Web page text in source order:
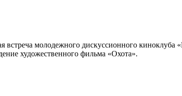
молодежного дискуссионного киноклуба
художественного фильма «Охота».